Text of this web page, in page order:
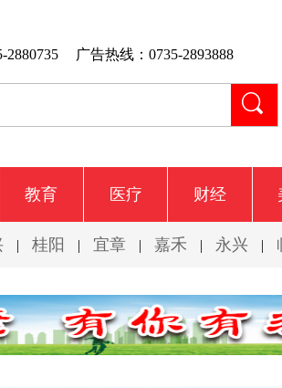
2880735 广告热线：0735-2893888
教育 医疗 财经
| 桂阳 | 宜章 | 嘉禾 | 永兴 |